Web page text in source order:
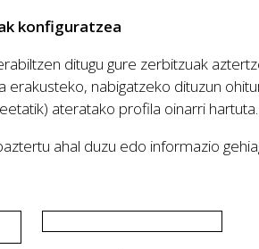
konfiguratzea
ditugu gure zerbitzuak
erakusteko, nabigatzeko dituzun
ateratako profila oinarri hartuta.
ahal duzu edo informazio